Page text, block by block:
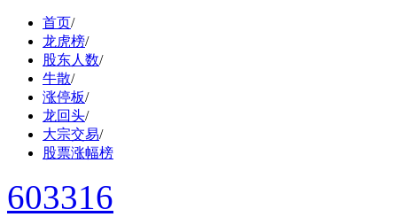
首页/
龙虎榜/
股东人数/
牛散/
涨停板/
龙回头/
大宗交易/
股票涨幅榜
603316